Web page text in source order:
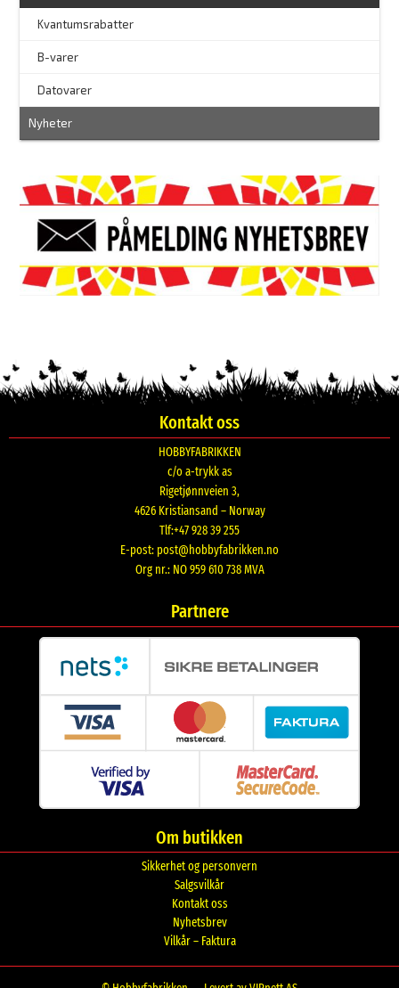
Kvantumsrabatter
B-varer
Datovarer
Nyheter
Kontakt oss
HOBBYFABRIKKEN
c/o a-trykk as
Rigetjønnveien 3,
4626 Kristiansand – Norway
Tlf:+47 928 39 255
E-post: post@hobbyfabrikken.no
Org nr.: NO 959 610 738 MVA
Partnere
Om butikken
Sikkerhet og personvern
Salgsvilkår
Kontakt oss
Nyhetsbrev
Vilkår – Faktura